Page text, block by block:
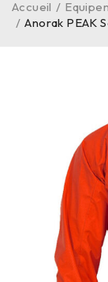
Accueil /
/ Anorak PEAK